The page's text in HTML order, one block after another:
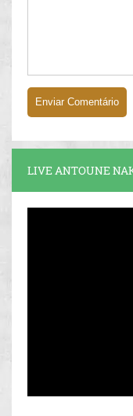
LIVE ANTOUNE